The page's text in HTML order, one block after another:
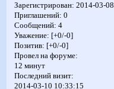
Зарегистрирован: 2014-03-08
Приглашений: 0
Сообщений: 4
Уважение: [+0/-0]
Позитив: [+0/-0]
Провел на форуме:
12 минут
Последний визит:
2014-03-10 10:33:15